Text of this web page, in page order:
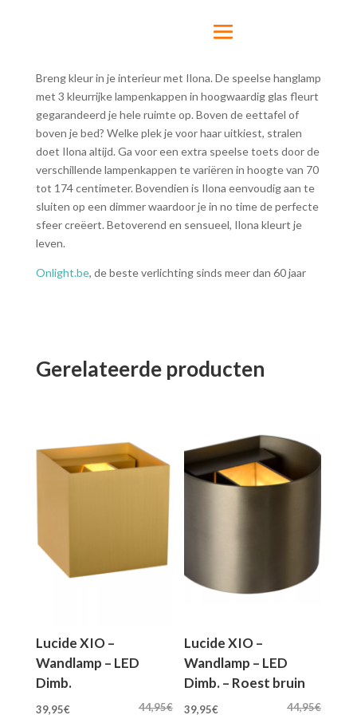
Breng kleur in je interieur met Ilona. De speelse hanglamp
met 3 kleurrijke lampenkappen in hoogwaardig glas fleurt
gegarandeerd je hele ruimte op. Boven de eettafel of
boven je bed? Welke plek je voor haar uitkiest, stralen
doet Ilona altijd. Ga voor een extra speelse toets door de
verschillende lampenkappen te variëren in hoogte van 70
tot 174 centimeter. Bovendien is Ilona eenvoudig aan te
sluiten op een dimmer waardoor je in no time de perfecte
sfeer creëert. Betoverend en sensueel, Ilona kleurt je
leven.
Onlight.be, de beste verlichting sinds meer dan 60 jaar
Gerelateerde producten
Lucide XIO –
Wandlamp – LED
Dimb.
44,95€
Oorspronkelijke
39,95€Huidige
Lucide XIO –
Wandlamp – LED
Dimb. – Roest bruin
44,95€
Oorspronkelijke
39,95€